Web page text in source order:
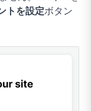
トを設定ボタン